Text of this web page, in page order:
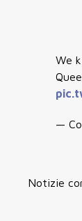
We
—
Notizie